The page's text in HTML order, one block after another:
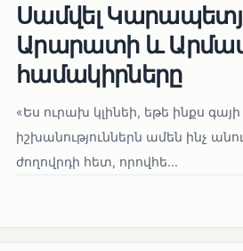
Սամվել
Արարատի և
համակիրները
«Ես ուրախ կլինեի, եթե ինքս
իշխանություններն ամեն ինչ
ժողովրդի հետ, որովհե...